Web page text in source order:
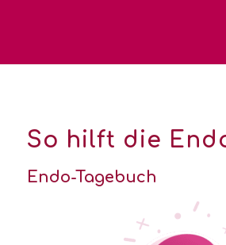
So hilft die
Endo-Tagebuch